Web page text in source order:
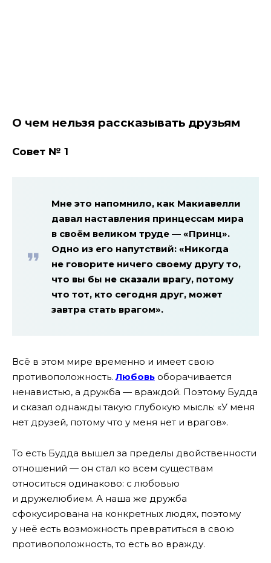
О чем нельзя рассказывать друзьям
Совет № 1
Мне это напомнило, как Макиавелли
давал наставления принцессам мира
в своём великом труде — «Принц».
Одно из его напутствий: «Никогда
не говорите ничего своему другу то,
что вы бы не сказали врагу, потому
что тот, кто сегодня друг, может
завтра стать врагом».
Всё в этом мире временно и имеет свою
противоположность.Любовь оборачивается
ненавистью, а дружба — враждой. Поэтому Будда
и сказал однажды такую глубокую мысль: «У меня
нет друзей, потому что у меня нет и врагов».
То есть Будда вышел за пределы двойственности
отношений — он стал ко всем существам
относиться одинаково: с любовью
и дружелюбием. А наша же дружба
сфокусирована на конкретных людях, поэтому
у неё есть возможность превратиться в свою
противоположность, то есть во вражду.